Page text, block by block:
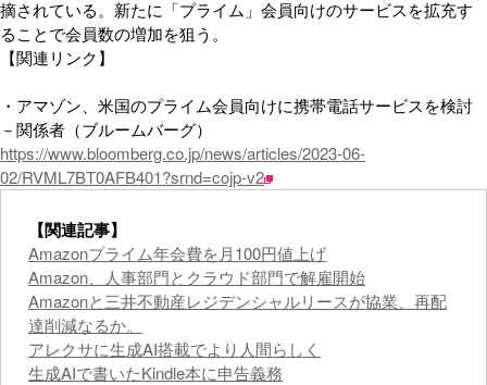
摘されている。新たに「プライム」会員向けのサービスを拡充す
ることで会員数の増加を狙う。
【関連リンク】
・アマゾン、米国のプライム会員向けに携帯電話サービスを検討
－関係者（ブルームバーグ）
https://www.bloomberg.co.jp/news/articles/2023-06-
02/RVML7BT0AFB401?srnd=cojp-v2
【関連記事】
Amazonプライム年会費を月100円値上げ
Amazon、人事部門とクラウド部門で解雇開始
Amazonと三井不動産レジデンシャルリースが協業、再配
達削減なるか。
アレクサに生成AI搭載でより人間らしく
生成AIで書いたKindle本に申告義務